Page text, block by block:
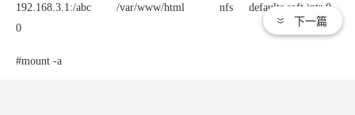
192.168.3.1:/abc /var/www/html nfs defaults,soft,intr 0
0
#mount -a
下一篇